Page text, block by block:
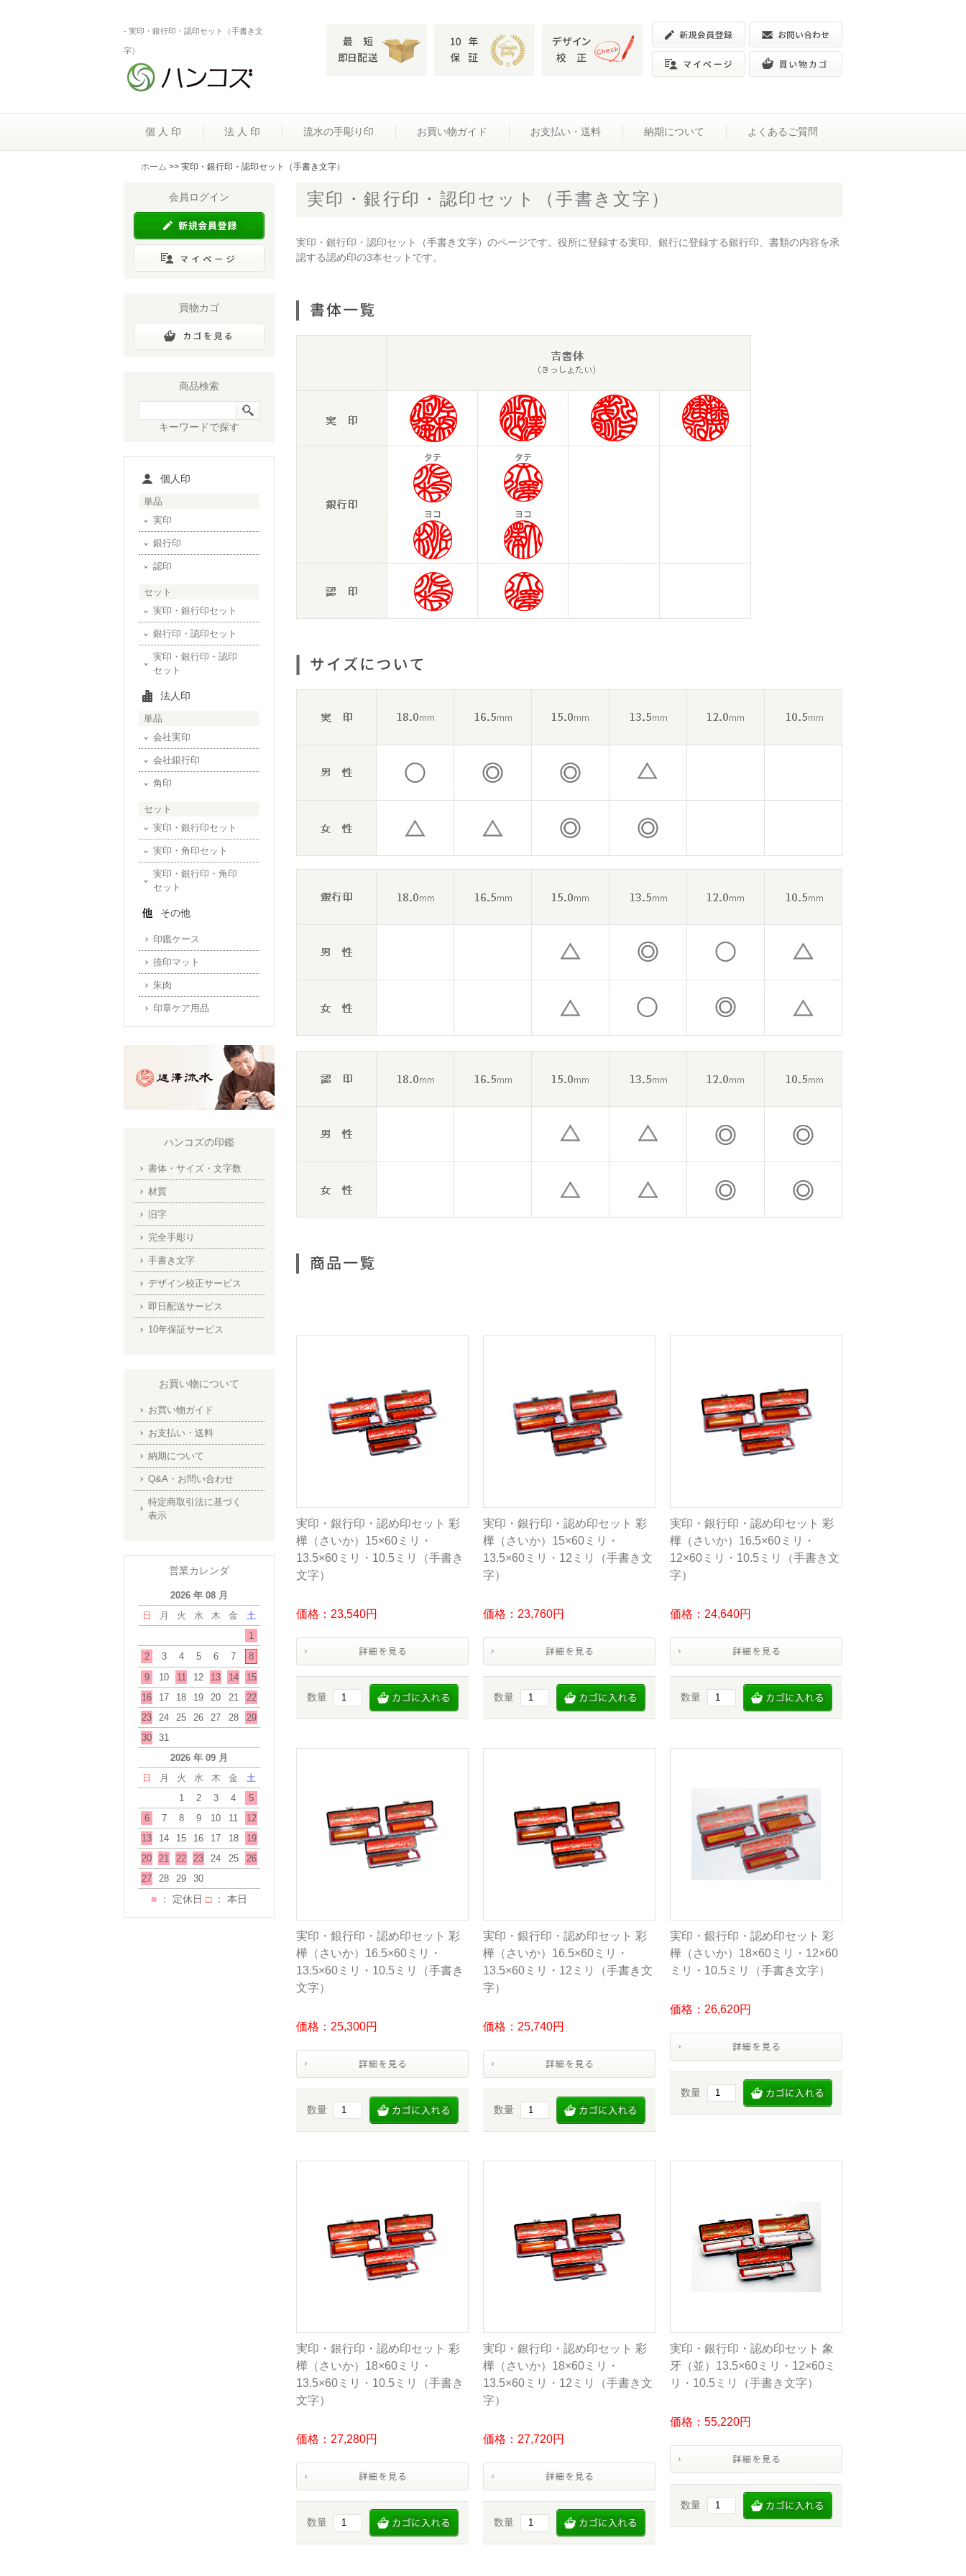
- 実印・銀行印・認印セット（手書き文
字）
個 人 印 法 人 印 流水の手彫り印 お買い物ガイド お支払い・送料 納期について よくあるご質問
ホーム >> 実印・銀行印・認印セット（手書き文字）
実印・銀行印・認印セット（手書き文字）
実印・銀行印・認印セット（手書き文字）のページです。役所に登録する実印、銀行に登録する銀行印、書類の内容を承
認する認め印の3本セットです。
実印・銀行印・認め印セット 彩
樺（さいか）15×60ミリ・
13.5×60ミリ・10.5ミリ（手書き
文字）
価格：23,540円
数量
実印・銀行印・認め印セット 彩
樺（さいか）15×60ミリ・
13.5×60ミリ・12ミリ（手書き文
字）
価格：23,760円
数量
実印・銀行印・認め印セット 彩
樺（さいか）16.5×60ミリ・
12×60ミリ・10.5ミリ（手書き文
字）
価格：24,640円
数量
実印・銀行印・認め印セット 彩
樺（さいか）16.5×60ミリ・
13.5×60ミリ・10.5ミリ（手書き
文字）
価格：25,300円
数量
実印・銀行印・認め印セット 彩
樺（さいか）16.5×60ミリ・
13.5×60ミリ・12ミリ（手書き文
字）
価格：25,740円
数量
実印・銀行印・認め印セット 彩
樺（さいか）18×60ミリ・12×60
ミリ・10.5ミリ（手書き文字）
価格：26,620円
数量
実印・銀行印・認め印セット 彩
樺（さいか）18×60ミリ・
13.5×60ミリ・10.5ミリ（手書き
文字）
価格：27,280円
数量
実印・銀行印・認め印セット 彩
樺（さいか）18×60ミリ・
13.5×60ミリ・12ミリ（手書き文
字）
価格：27,720円
数量
実印・銀行印・認め印セット 象
牙（並）13.5×60ミリ・12×60ミ
リ・10.5ミリ（手書き文字）
価格：55,220円
数量
会員ログイン
買物カゴ
商品検索
キーワードで探す
個人印
単品
実印
銀行印
認印
セット
実印・銀行印セット
銀行印・認印セット
実印・銀行印・認印
セット
法人印
単品
会社実印
会社銀行印
角印
セット
実印・銀行印セット
実印・角印セット
実印・銀行印・角印
セット
その他
印鑑ケース
捺印マット
朱肉
印章ケア用品
ハンコズの印鑑
書体・サイズ・文字数
材質
旧字
完全手彫り
手書き文字
デザイン校正サービス
即日配送サービス
10年保証サービス
お買い物について
お買い物ガイド
お支払い・送料
納期について
Q&A・お問い合わせ
特定商取引法に基づく
表示
営業カレンダ
2026 年 08 月
日
月 火 水 木 金
土
1
2
3 4 5 6 7
8
9
10 11 12 13 14
15
16
17 18 19 20 21
22
23
24 25 26 27 28
29
30
31
2026 年 09 月
日
月 火 水 木 金
土
1
2 3 4
5
6
7 8 9 10 11
12
13
14 15 16 17 18
19
20
21 22 23 24 25
26
27
28 29 30
■ ： 定休日 □： 本日